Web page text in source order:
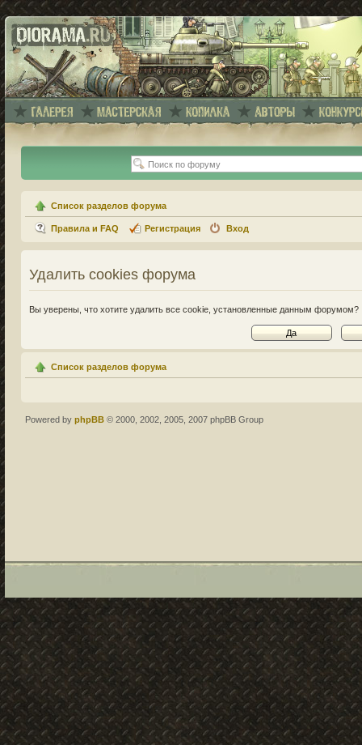
Список разделов форума
Правила и FAQ Регистрация Вход
Удалить cookies форума
Вы уверены, что хотите удалить все cookie, установленные данным форумом?
Список разделов форума
Powered by phpBB © 2000, 2002, 2005, 2007 phpBB Group